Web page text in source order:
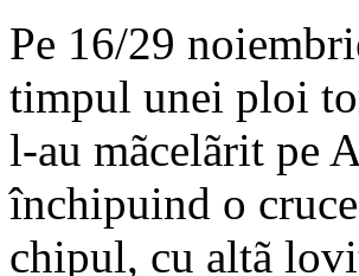
Pe 16/29
timpul unei ploi
l-au mãcelãrit pe
închipuind o
chipul, cu altã